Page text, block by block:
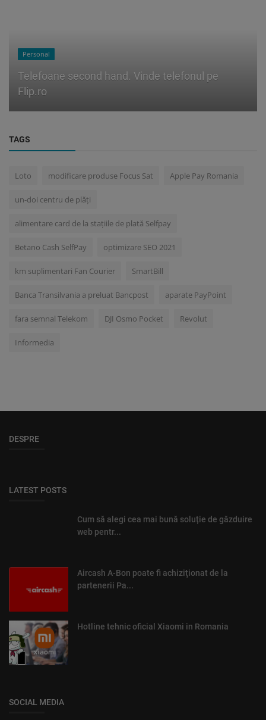
Personal
Telefoane second hand. Vinde telefonul pe
Flip.ro
TAGS
Loto modificare produse Focus Sat Apple Pay Romania
un-doi centru de plăți
alimentare card de la stațiile de plată Selfpay
Betano Cash SelfPay optimizare SEO 2021
km suplimentari Fan Courier SmartBill
Banca Transilvania a preluat Bancpost aparate PayPoint
fara semnal Telekom DJI Osmo Pocket Revolut
Informedia
DESPRE
LATEST POSTS
Cum să alegi cea mai bună soluție de găzduire
web pentr...
Aircash A-Bon poate fi achiziţionat de la
partenerii Pa...
Hotline tehnic oficial Xiaomi in Romania
SOCIAL MEDIA